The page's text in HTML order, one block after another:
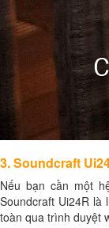
3. Soundcraft
Nếu bạn cần một
Soundcraft Ui24R là
toàn qua trình duyệt